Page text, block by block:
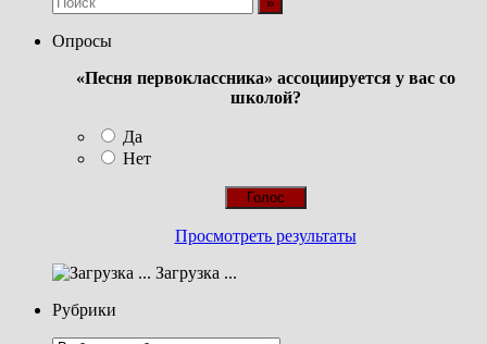
Опросы
«Песня первоклассника» ассоциируется у вас со
школой?
Да
Нет
Просмотреть результаты
Загрузка ...
Рубрики